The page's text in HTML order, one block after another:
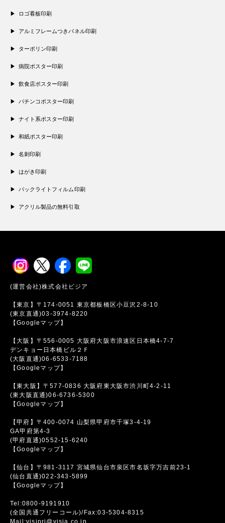
ロゴ看板印刷
アルミフレームつきパネル印刷
ターポリン印刷
病院ポスター印刷
飲食店ポスター印刷
パチンコポスター印刷
ナイト系ポスター印刷
和紙ポスター印刷
名刺印刷
はがき印刷
バックライトフィルム印刷
アクリル製品の無料引取
(運営会社)株式会社ビジア
【東京】〒174-0051 東京都板橋区小豆沢2-8-10
(東京直通)03-3974-8220
【Googleマップ】
【大阪】〒556-0005 大阪府大阪市浪速区日本橋4-7-7
デンキョー日本橋ビル２Ｆ
(大阪直通)06-6533-7188
【Googleマップ】
【東大阪】〒577-0836 大阪府東大阪市渋川町4-2-11
(東大阪直通)06-6736-5300
【Googleマップ】
【甲府】〒400-0074 山梨県甲府市千塚3-4-19
GA甲府第4-3
(甲府直通)0552-15-6240
【Googleマップ】
【仙台】〒981-3117 宮城県仙台市泉区市名坂字万吉前23-1
(仙台直通)022-343-5899
【Googleマップ】
Tel:0800-9191910
(全国共通フリーコール)/Fax:03-5304-8315
Mail:visipri@visia.co.jp